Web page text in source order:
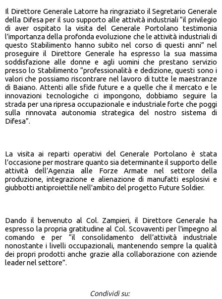
Il Direttore Generale Latorre ha ringraziato il Segretario Generale
della Difesa per il suo supporto alle attività industriali “il privilegio
di aver ospitato la visita del Generale Portolano testimonia
l’importanza della profonda evoluzione che le attività industriali di
questo Stabilimento hanno subito nel corso di questi anni” nel
proseguire il Direttore Generale ha espresso la sua massima
soddisfazione alle donne e agli uomini che prestano servizio
presso lo Stabilimento “professionalità e dedizione, questi sono i
valori che possiamo riscontrare nel lavoro di tutte le maestranze
di Baiano. Attenti alle sfide future e a quelle che il mercato e le
innovazioni tecnologiche ci impongono, dobbiamo seguire la
strada per una ripresa occupazionale e industriale forte che poggi
sulla rinnovata autonomia strategica del nostro sistema di
Difesa”.
La visita ai reparti operativi del Generale Portolano è stata
l’occasione per mostrare quanto sia determinante il supporto delle
attività dell’Agenzia alle Forze Armate nel settore della
produzione, integrazione e alienazione di manufatti esplosivi e
giubbotti antiproiettile nell'ambito del progetto Future Soldier.
Dando il benvenuto al Col. Zampieri, il Direttore Generale ha
espresso la propria gratitudine al Col. Scovaventi per l'impegno al
comando e per “il consolidamento dell’attività industriale
nonostante i livelli occupazionali, mantenendo sempre la qualità
dei propri prodotti anche grazie alla collaborazione con aziende
leader nel settore”.
Condividi su: